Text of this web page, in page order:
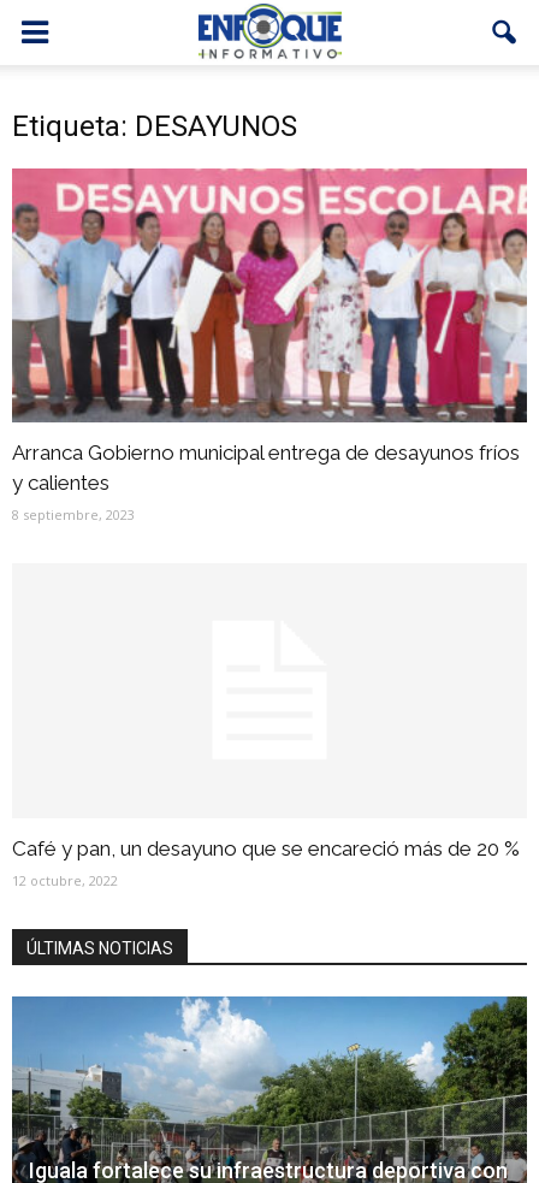
Etiqueta: DESAYUNOS
Arranca Gobierno municipal entrega de desayunos fríos
y calientes
8 septiembre, 2023
Café y pan, un desayuno que se encareció más de 20 %
12 octubre, 2022
ÚLTIMAS NOTICIAS
Iguala fortalece su infraestructura deportiva con